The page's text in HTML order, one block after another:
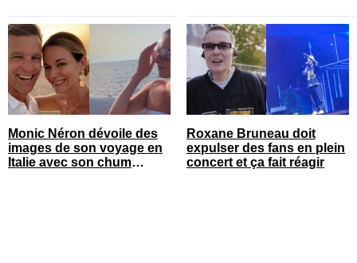
Monic Néron dévoile des
images de son voyage en
Italie avec son chum
Roxane Bruneau doit
expulser des fans en plein
concert et ça fait réagir